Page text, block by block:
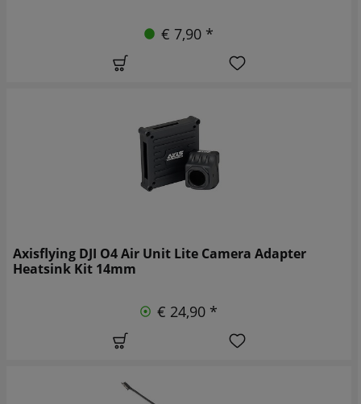
€ 7,90 *
Axisflying DJI O4 Air Unit Lite Camera Adapter
Heatsink Kit 14mm
€ 24,90 *